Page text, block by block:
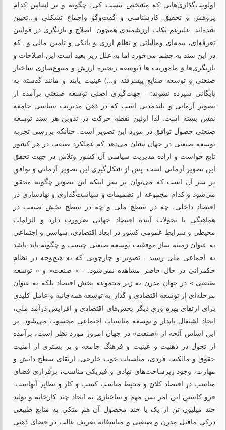
اولویت‌گذاری‌هایی که مشخص نیست کی، چگونه و بر اساس کدام
پژوهش و تحقیق کارشناسی و گفت‌وگو واجماع تشکلی و...تعیین
شده‌اند. علیرغم نکات ارزشمندی همچون: اصلاح و بازنگری در قوانین
تعرفه‌ای، بیمه‌ای ومالیاتی و نظام ارزی و بانکی و تامین مالی و...که
در این سند به چشم می‌خورد اما به علل زیر بعید است این اصلاحات و
بازنگری‌ها و ماموریت ها (توسعه زنجیره ارزش و متنوع‌سازی ساختار
صنعتی و توسعه صنایع پیشرفته و...) عینیت یابند و مانند گذشته به
بایگانی سپرده نشوند: - جهت‌گیری اصلی توسعه صنعتی برآمده از
تصویر آرمانی و بلندمدتی است که در ذهن مدیریت سیاسی جامعه
نقش بسته است. لذا اولین نقطه حرکت در تدوین هر سند توسعه
صنعتی حصول توافق در مورد این تصویر است. چنانکه بررسی تجربه
توسعه صنعتی در جهان نشان می‌دهد که عملکرد صنعت در هر کشور
تابع خواست و اراده مدیریت سیاسی آن کشور وتلاش در جهت تحقق
این تصویر آرمانی است. پس از شکل‌گیری این تصویر آرمانی و توافق
بر سر آن است که می‌توان بر سر اینکه این تصویر چگونه محقق
می‌شود و کدام مجموعه از تصمیمات و سیاست‌گذاری و نهادسازی در
اقتصاد داخلی، چه در سطح ملی و چه در سطح بخش صنعت در
هماهنگی با تحولات آینده اقتصاد جهانی ضرورت دارد و الزامات
محیطی و شرایط عمومی کشور در ابعاد اقتصادی، سیاسی و اجتماعی
به عنوان زمینه ساز موفقیت توسعه صنعتی چیست و چگونه باید باشد
به اجماعی ملی رسید . تصویر و چارچوبی که به هیچ‌وجه در نظام
حکمرانی در حال حاضر مشاهده نمی‌شود. - « صنعت» و « توسعه
صنعتی » در جهان مدرن نه زیر مجموعه بخش اقتصاد بلکه به عنوان
مرحله‌ای از توسعه اقتصادی و گذار به توسعه همه‌جانبه و عامل کلیدی
برای ارتقای بهره وری دیگر بخش‌های اقتصادی و افزایش درآمد ملی،
ایجاد اشتغال پایدار و توسعه مناسبات اجتماعی محسوب می‌شود. بر
این اساس آنچه از «صنعت» در جهان امروز مورد نظر است، برآمده
از تحول در ذهنیت و عینیت و فرهنگ جامعه و بر بستری از امنیت
حقوق و مالکیت فردی، مناسبات خوب خارجی، ارتقای سطح دانش و
مهارت، وجود زیرساخت‌های نهادی و فیزیکی مناسب، برقراری فضای
مناسب در اقتصاد کلان و محیط مناسب کسب و کار و نظایر آنهاست.
فرو کاستن این امر بس مهم و ساختاری به ایجاد چند کارخانه و تولید
چند میلیون تن از یک یا چند محصول آن هم متکی به منابع طبیعی
درکی ماقبل مدرن و صنعتی و متاسفانه تعریف غالب در فضای ذهنی